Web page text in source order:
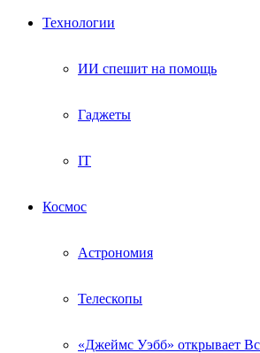
Технологии
ИИ спешит на помощь
Гаджеты
IT
Космос
Астрономия
Телескопы
«Джеймс Уэбб» открывает